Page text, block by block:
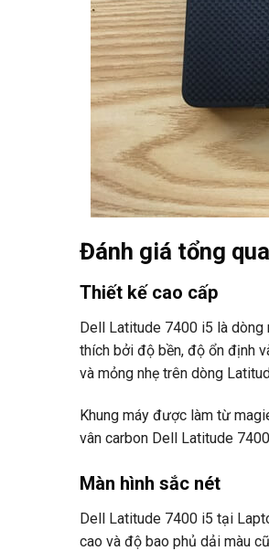
Đánh giá tổng
Thiết kế cao cấp
Dell Latitude 7400 i5 là dòng
thích bởi độ bền, độ ổn định
và mỏng nhẹ trên dòng
Khung máy được làm từ
vân carbon Dell Latitude
Màn hình sắc nét
Dell Latitude 7400 i5 tại
cao và độ bao phủ dải màu